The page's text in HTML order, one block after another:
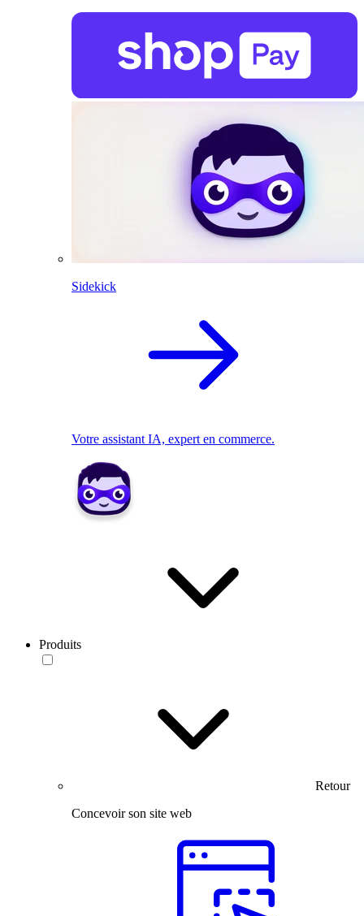
Sidekick
Votre assistant IA, expert en commerce.
Produits
Retour
Concevoir son site web